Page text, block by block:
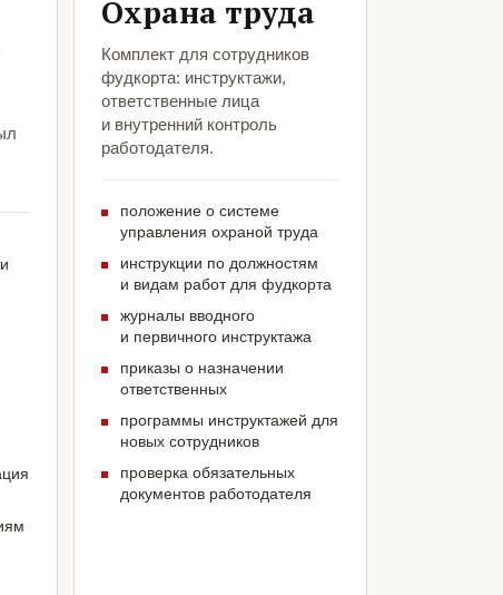
Охрана труда
Комплект для сотрудников
фудкорта: инструктажи,
ответственные лица
и внутренний контроль
работодателя.
положение о системе
управления охраной труда
инструкции по должностям
и видам работ для фудкорта
журналы вводного
и первичного инструктажа
приказы о назначении
ответственных
программы инструктажей для
новых сотрудников
проверка обязательных
документов работодателя